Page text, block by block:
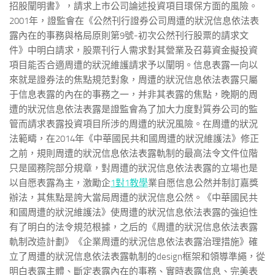
招股闡明書》，請求上市公司論述投資項目環保方面的風險。
2001年，證監會在《公然刊行證券公司周遭的狀況信息依法表
露內在的事務與格局原則第9號-初次公然刊行股票的請求文
件》中明白請求，股票刊行人需求對其營業及召募資金擬投資
項目能否合適周遭的狀況維護請求予以闡明。信息表露一向以
來就是證券法的焦點規范對象，周遭的狀況信息依法表露只屬
于信息表露的內在的事務之一，并非其表露的焦點，晚期的周
遭的狀況信息依法表露是證監會為了加大力度對質券公司的監
管而請求表露投資項目所涉的周遭的狀況風險。在周遭的狀況
法範疇，在2014年《中華國民共和國周遭的狀況維護法》修正
之前，規則周遭的狀況信息依法表露軌制的最高法令文件位階
只是國務院部分規章，對周遭的狀況信息依法表露的立場也是
以自愿表露為主，激勵企1對1教學業自愿信息公然并制訂嘉獎
辦法，其焦點是誇大當局周遭的狀況信息公然。《中華國民共
和國周遭的狀況維護法》使周遭的狀況信息依法表露的強迫性
有了明白的法令規范根據，之后的《周遭的狀況信息依法表露
軌制改造計劃》《企業周遭的狀況信息依法表露治理措施》確
立了周遭的狀況信息依法表露軌制的design框架和領導準繩，從
明白表露主體、斷定表露內在的事務、實時表露信息、完美表